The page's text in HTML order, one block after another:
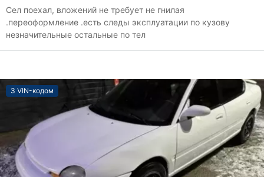
Сел поехал, вложений не требует не гнилая
.переоформление .есть следы эксплуатации по кузову
незначительные остальные по тел
З VIN-кодом